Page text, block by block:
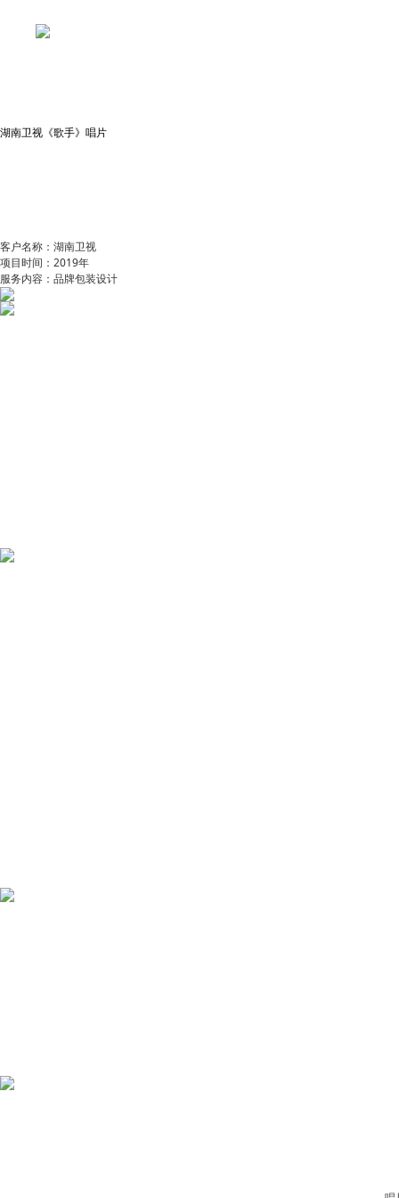
湖南卫视《歌手》唱片
客户名称：湖南卫视
项目时间：2019年
服务内容：品牌包装设计